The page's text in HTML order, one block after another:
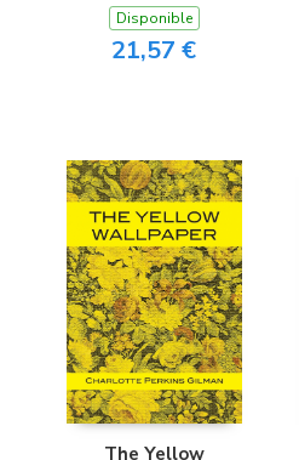
Disponible
21,57 €
The Yellow